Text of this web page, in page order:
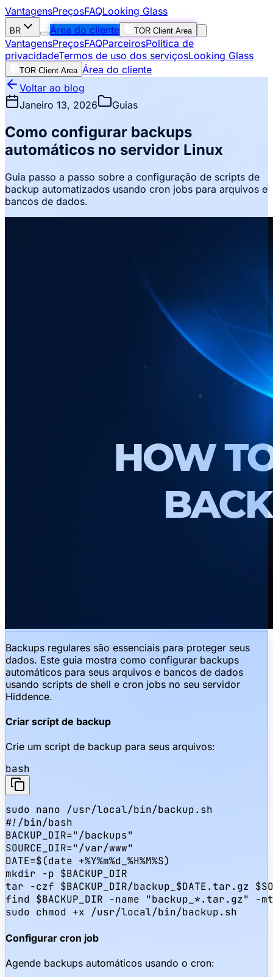
VantagensPreçosFAQLooking Glass
BR Área do cliente TOR Client Area
VantagensPreçosFAQParceirosPolítica de
privacidadeTermos de uso dos serviçosLooking Glass
TOR Client Area Área do cliente
Voltar ao blog
Janeiro 13, 2026
Guias
Como configurar backups
automáticos no servidor Linux
Guia passo a passo sobre a configuração de scripts de
backup automatizados usando cron jobs para arquivos e
bancos de dados.
Backups regulares são essenciais para proteger seus
dados. Este guia mostra como configurar backups
automáticos para seus arquivos e bancos de dados
usando scripts de shell e cron jobs no seu servidor
Hiddence.
Criar script de backup
Crie um script de backup para seus arquivos:
bash
sudo nano /usr/local/bin/backup.sh
#!/bin/bash
BACKUP_DIR="/backups"
SOURCE_DIR="/var/www"
DATE=$(date +%Y%m%d_%H%M%S)
mkdir -p $BACKUP_DIR
tar -czf $BACKUP_DIR/backup_$DATE.tar.gz
find $BACKUP_DIR -name "backup_*.tar.gz" -
sudo chmod +x /usr/local/bin/backup.sh
Configurar cron job
Agende backups automáticos usando o cron: